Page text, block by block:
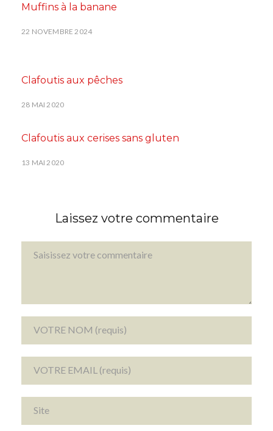
Muffins à la banane
22 NOVEMBRE 2024
Clafoutis aux pêches
28 MAI 2020
Clafoutis aux cerises sans gluten
13 MAI 2020
Laissez votre commentaire